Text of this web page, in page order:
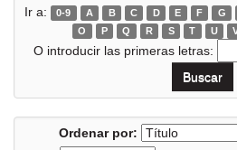
Ir a: 0-9 A B C D E F G
O
P Q R S T U
O introducir las primeras letras:
Ordenar por: